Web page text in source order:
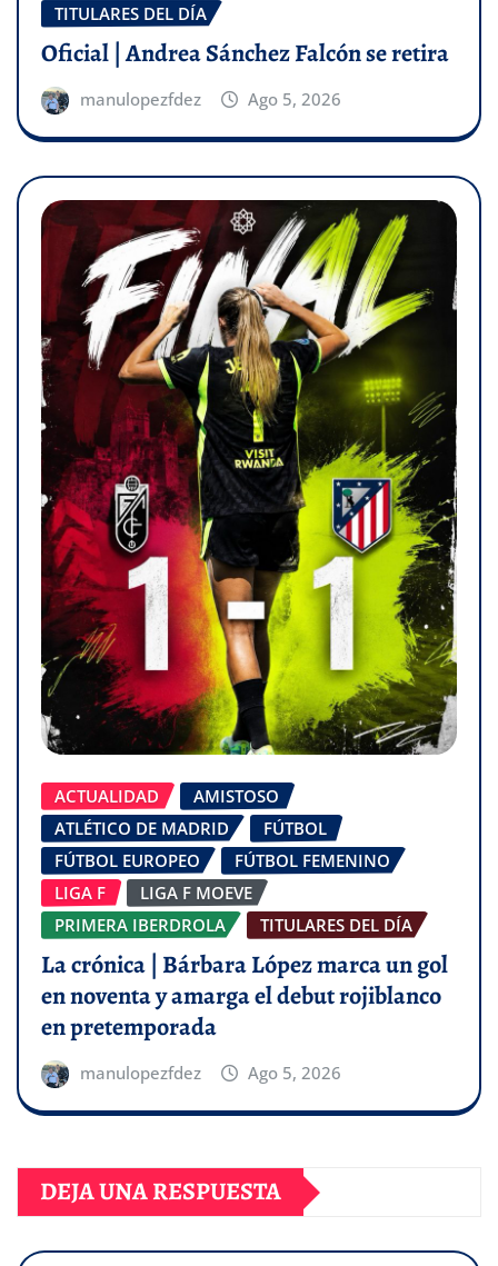
TITULARES DEL DÍA
Oficial | Andrea Sánchez Falcón se retira
manulopezfdez Ago 5, 2026
ACTUALIDAD
AMISTOSO
ATLÉTICO DE MADRID
FÚTBOL
FÚTBOL EUROPEO
FÚTBOL FEMENINO
LIGA F
LIGA F MOEVE
PRIMERA IBERDROLA
TITULARES DEL DÍA
La crónica | Bárbara López marca un gol
en noventa y amarga el debut rojiblanco
en pretemporada
manulopezfdez Ago 5, 2026
DEJA UNA RESPUESTA